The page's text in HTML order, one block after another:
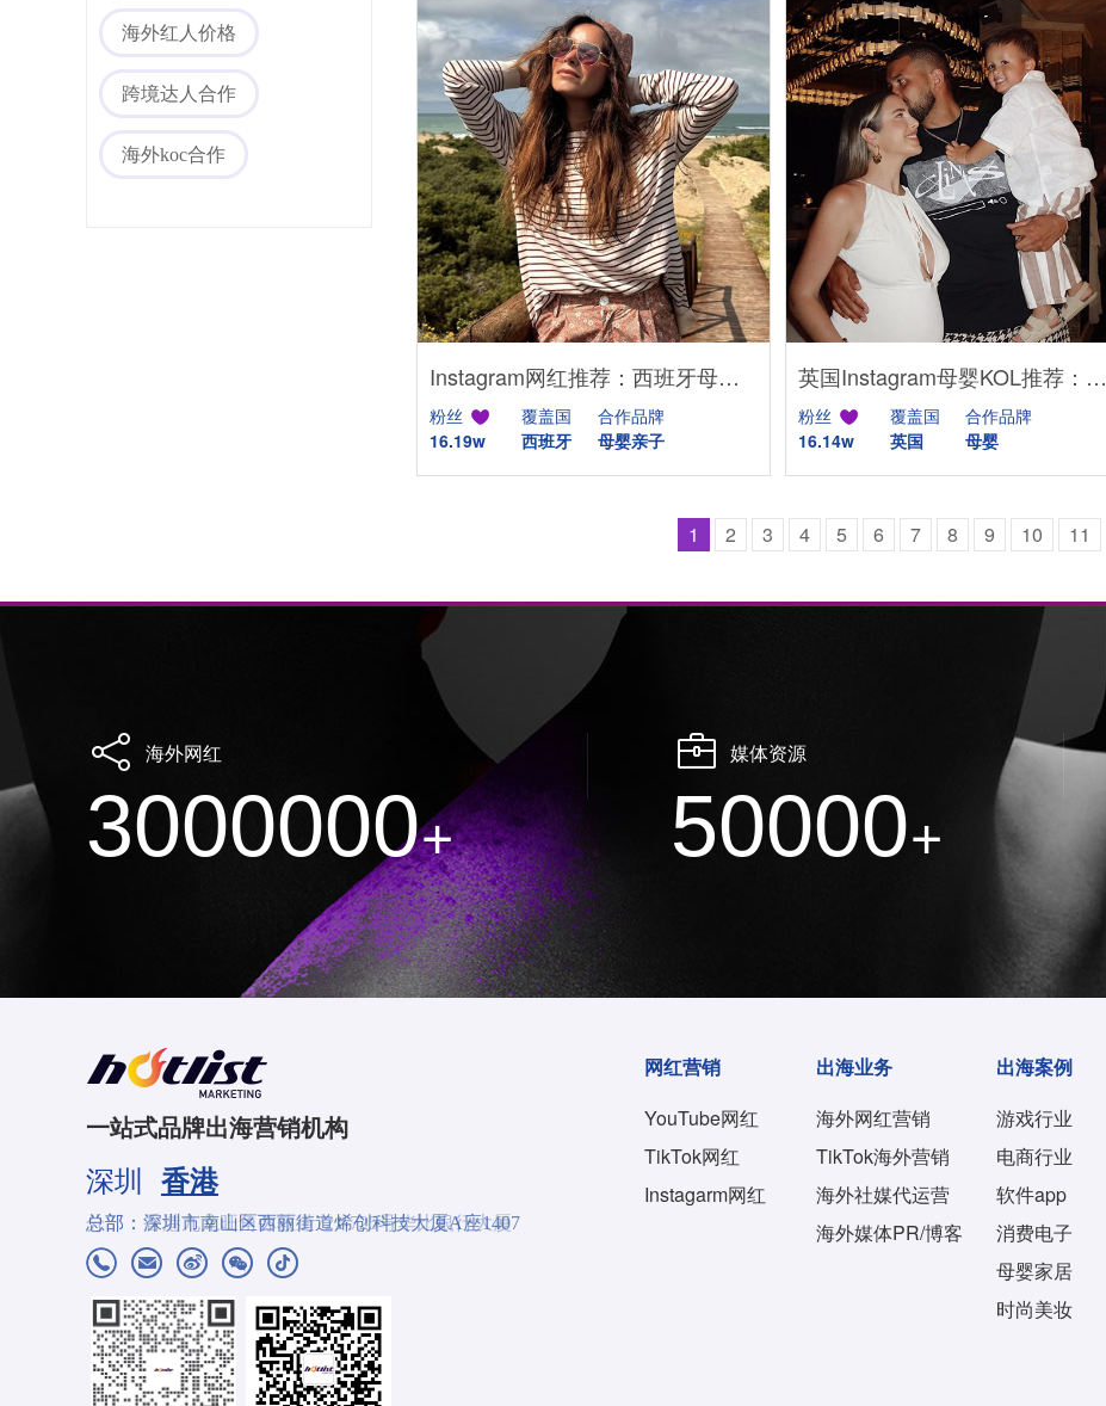
Instagram网红推荐：西班牙母婴亲子家庭博主，出海品牌合作推荐
粉丝
16.19w
覆盖国
西班牙
合作品牌
母婴亲子
英国Instagram母婴KOL推荐：亲子生活与时尚穿搭博主
粉丝
16.14w
覆盖国
英国
合作品牌
母婴
1 2 3 4 5 6 7 8 9 10 11
海外红人价格
跨境达人合作
海外koc合作
海外网红
3000000+
媒体资源
50000+
一站式品牌出海营销机构
深圳 香港
分部：香港九龙旺角弥敦道721-725号华比银行大厦
网红营销
YouTube网红
TikTok网红
Instagarm网红
出海业务
海外网红营销
TikTok海外营销
海外社媒代运营
海外媒体PR/博客
出海案例
游戏行业
电商行业
软件app
消费电子
母婴家居
时尚美妆